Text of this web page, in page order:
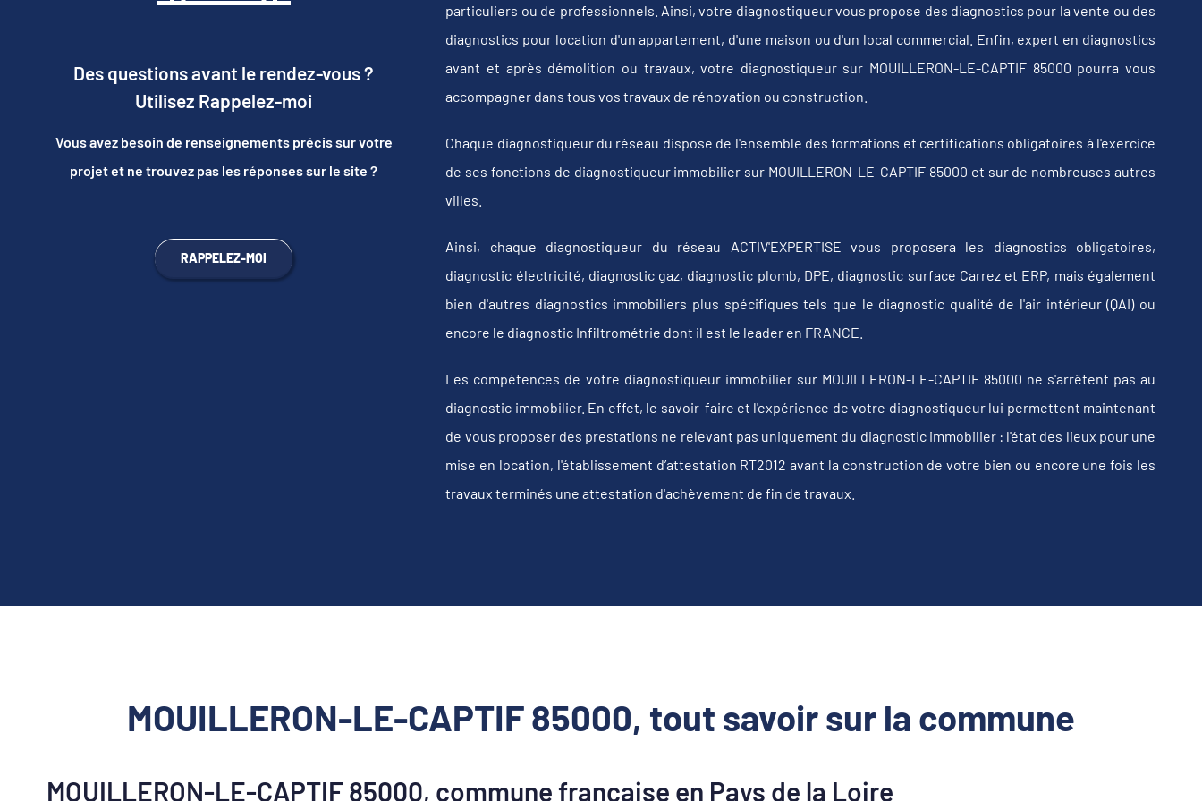
Des questions avant le rendez-vous ?
Utilisez Rappelez-moi
Vous avez besoin de renseignements précis sur votre
projet et ne trouvez pas les réponses sur le site ?
RAPPELEZ-MOI
particuliers ou de professionnels. Ainsi, votre diagnostiqueur vous propose des diagnostics pour la vente ou des
diagnostics pour location d'un appartement, d'une maison ou d'un local commercial. Enfin, expert en diagnostics
avant et après démolition ou travaux, votre diagnostiqueur sur MOUILLERON-LE-CAPTIF 85000 pourra vous
accompagner dans tous vos travaux de rénovation ou construction.
Chaque diagnostiqueur du réseau dispose de l'ensemble des formations et certifications obligatoires à l'exercice
de ses fonctions de diagnostiqueur immobilier sur MOUILLERON-LE-CAPTIF 85000 et sur de nombreuses autres
villes.
Ainsi, chaque diagnostiqueur du réseau ACTIV'EXPERTISE vous proposera les diagnostics obligatoires,
diagnostic électricité, diagnostic gaz, diagnostic plomb, DPE, diagnostic surface Carrez et ERP, mais également
bien d'autres diagnostics immobiliers plus spécifiques tels que le diagnostic qualité de l'air intérieur (QAI) ou
encore le diagnostic Infiltrométrie dont il est le leader en FRANCE.
Les compétences de votre diagnostiqueur immobilier sur MOUILLERON-LE-CAPTIF 85000 ne s'arrêtent pas au
diagnostic immobilier. En effet, le savoir-faire et l'expérience de votre diagnostiqueur lui permettent maintenant
de vous proposer des prestations ne relevant pas uniquement du diagnostic immobilier : l'état des lieux pour une
mise en location, l'établissement d’attestation RT2012 avant la construction de votre bien ou encore une fois les
travaux terminés une attestation d'achèvement de fin de travaux.
MOUILLERON-LE-CAPTIF 85000, tout savoir sur la commune
MOUILLERON-LE-CAPTIF 85000, commune française en Pays de la Loire